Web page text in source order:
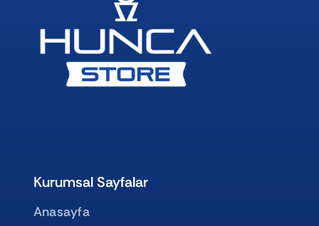
Kurumsal Sayfalar
Anasayfa